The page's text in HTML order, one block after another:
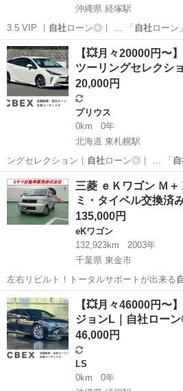
沖縄県 経塚駅
3.5 VIP ｜ 自社 ローン◎｜ … 「 自社ローン
沖縄 那覇市 経塚駅 シーマ
【💥月々20000円〜
ツーリングセレクシ
20,000円
プリウス
0km
0年
北海道 東札幌駅
ングセレクション｜ 自社 ローン◎｜ … 「
北海道 札幌市 東札幌駅 プリウス
三菱 ｅＫワゴン Ｍ
ミ・タイベル交換済
135,000円
eKワゴン
132,923km
2003年
千葉県 東金市
左右リビルト！トータルサポートが出来る
復歴有無： なし…
千葉 東金市 eKワゴン
【💥月々46000円〜
ジョンL｜自社ロー
46,000円
LS
0km
0年